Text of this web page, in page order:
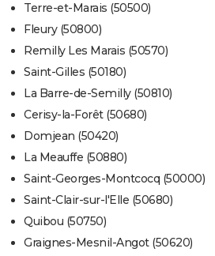
Terre-et-Marais (50500)
Fleury (50800)
Remilly Les Marais (50570)
Saint-Gilles (50180)
La Barre-de-Semilly (50810)
Cerisy-la-Forêt (50680)
Domjean (50420)
La Meauffe (50880)
Saint-Georges-Montcocq (50000)
Saint-Clair-sur-l'Elle (50680)
Quibou (50750)
Graignes-Mesnil-Angot (50620)